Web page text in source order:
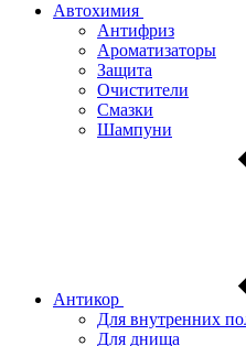
Автохимия
Антифриз
Ароматизаторы
Защита
Очистители
Смазки
Шампуни
Антикор
Для внутренних
Для днища